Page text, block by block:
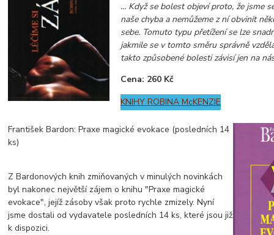
... Když se bolest objeví proto, že jsme
naše chyba a nemůžeme z ní obvinit
sebe. Tomuto typu přetížení se lze
jakmile se v tomto směru správně
takto způsobené bolesti závisí jen na
Cena: 260 Kč
KNIHY ROBINA McKENZIE
František Bardon: Praxe magické evokace (posledních 14
ks)
Z Bardonových knih zmiňovaných v minulých novinkách
byl nakonec největší zájem o knihu "Praxe magické
evokace", jejíž zásoby však proto rychle zmizely. Nyní
jsme dostali od vydavatele posledních 14 ks, které jsou již
k dispozici.